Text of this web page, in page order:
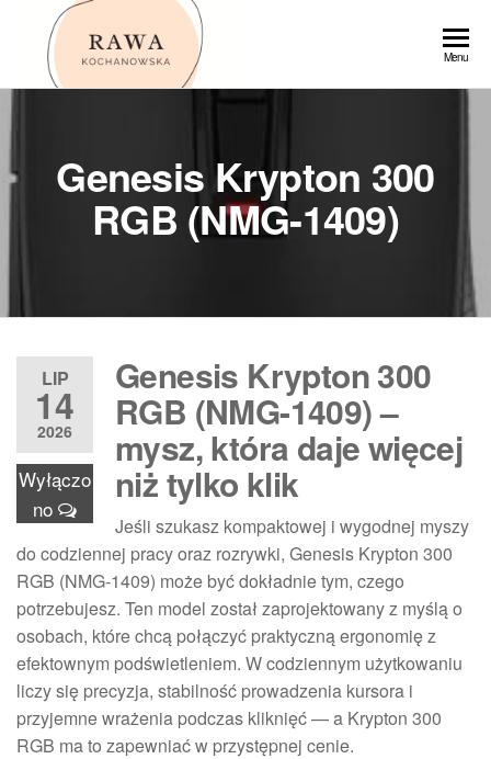
Przejdź
Menu
Genesis Krypton 300
RGB (NMG-1409)
LIP
14
2026
Wyłączo
no
Genesis Krypton 300
RGB (NMG-1409) –
mysz, która daje więcej
niż tylko klik
Jeśli szukasz kompaktowej i wygodnej myszy
do codziennej pracy oraz rozrywki, Genesis Krypton 300
RGB (NMG-1409) może być dokładnie tym, czego
potrzebujesz. Ten model został zaprojektowany z myślą o
osobach, które chcą połączyć praktyczną ergonomię z
efektownym podświetleniem. W codziennym użytkowaniu
liczy się precyzja, stabilność prowadzenia kursora i
przyjemne wrażenia podczas kliknięć — a Krypton 300
RGB ma to zapewniać w przystępnej cenie.